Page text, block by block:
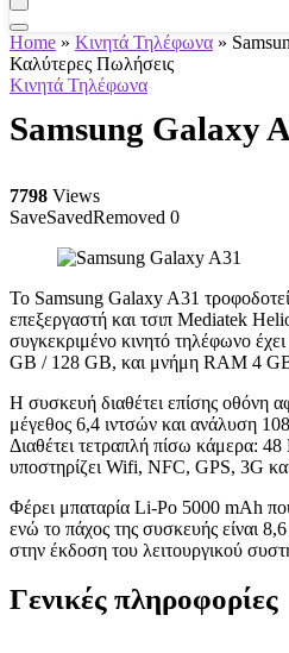
Home » Κινητά Τηλέφωνα »
Καλύτερες Πωλήσεις
Κινητά Τηλέφωνα
Samsung Galaxy
7798 Views
SaveSavedRemoved 0
Το Samsung Galaxy A31
επεξεργαστή και τσιπ Mediatek
συγκεκριμένο κινητό τηλέφωνο
GB / 128 GB, και μνήμη RAM 4
Η συσκευή διαθέτει επίσης οθόνη
μέγεθος 6,4 ιντσών και ανάλυση
Διαθέτει τετραπλή πίσω κάμερα:
υποστηρίζει Wifi, NFC, GPS, 3G
Φέρει μπαταρία Li-Po 5000 mAh
ενώ το πάχος της συσκευής είναι
στην έκδοση του λειτουργικού
Γενικές πληροφορίες